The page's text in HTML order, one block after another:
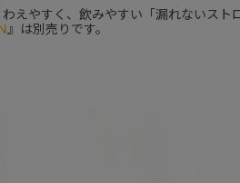
えやすく、飲みやすい「漏れないスト
』は別売りです。